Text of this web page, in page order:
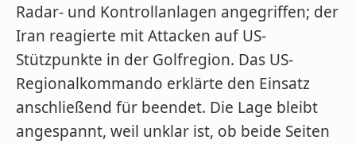
Radar- und Kontrollanlagen angegriffen; der
Iran reagierte mit Attacken auf US-
Stützpunkte in der Golfregion. Das US-
Regionalkommando erklärte den Einsatz
anschließend für beendet. Die Lage bleibt
angespannt, weil unklar ist, ob beide Seiten